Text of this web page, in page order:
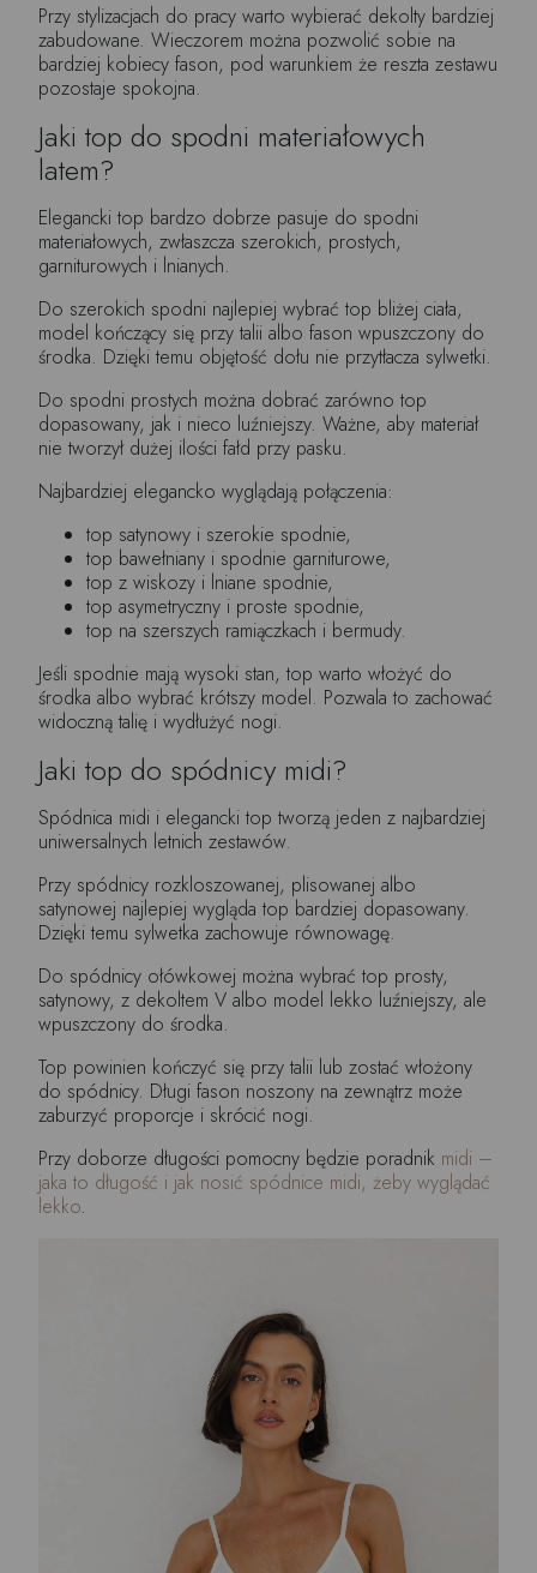
Przy stylizacjach do pracy warto wybierać dekolty bardziej
zabudowane. Wieczorem można pozwolić sobie na
bardziej kobiecy fason, pod warunkiem że reszta zestawu
pozostaje spokojna.
Jaki top do spodni materiałowych
latem?
Elegancki top bardzo dobrze pasuje do spodni
materiałowych, zwłaszcza szerokich, prostych,
garniturowych i lnianych.
Do szerokich spodni najlepiej wybrać top bliżej ciała,
model kończący się przy talii albo fason wpuszczony do
środka. Dzięki temu objętość dołu nie przytłacza sylwetki.
Do spodni prostych można dobrać zarówno top
dopasowany, jak i nieco luźniejszy. Ważne, aby materiał
nie tworzył dużej ilości fałd przy pasku.
Najbardziej elegancko wyglądają połączenia:
top satynowy i szerokie spodnie,
top bawełniany i spodnie garniturowe,
top z wiskozy i lniane spodnie,
top asymetryczny i proste spodnie,
top na szerszych ramiączkach i bermudy.
Jeśli spodnie mają wysoki stan, top warto włożyć do
środka albo wybrać krótszy model. Pozwala to zachować
widoczną talię i wydłużyć nogi.
Jaki top do spódnicy midi?
Spódnica midi i elegancki top tworzą jeden z najbardziej
uniwersalnych letnich zestawów.
Przy spódnicy rozkloszowanej, plisowanej albo
satynowej najlepiej wygląda top bardziej dopasowany.
Dzięki temu sylwetka zachowuje równowagę.
Do spódnicy ołówkowej można wybrać top prosty,
satynowy, z dekoltem V albo model lekko luźniejszy, ale
wpuszczony do środka.
Top powinien kończyć się przy talii lub zostać włożony
do spódnicy. Długi fason noszony na zewnątrz może
zaburzyć proporcje i skrócić nogi.
Przy doborze długości pomocny będzie poradnik midi –
jaka to długość i jak nosić spódnice midi, żeby wyglądać
lekko.